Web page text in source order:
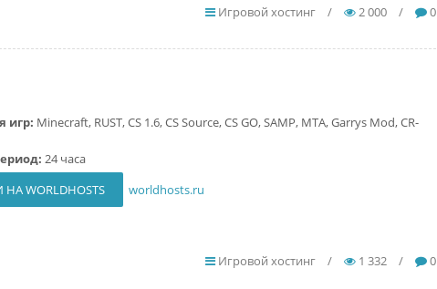
Игровой хостинг / 2 000 / 0
игр: Minecraft, RUST, CS 1.6, CS Source, CS GO, SAMP, MTA, Garrys Mod, CR-
24 часа
WORLDHOSTS
worldhosts.ru
Игровой хостинг / 1 332 / 0